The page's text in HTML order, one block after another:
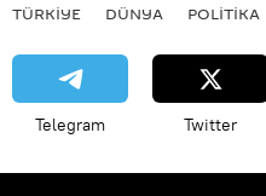
TÜRKIYE DÜNYA POLİTİKA
Telegram Twitter